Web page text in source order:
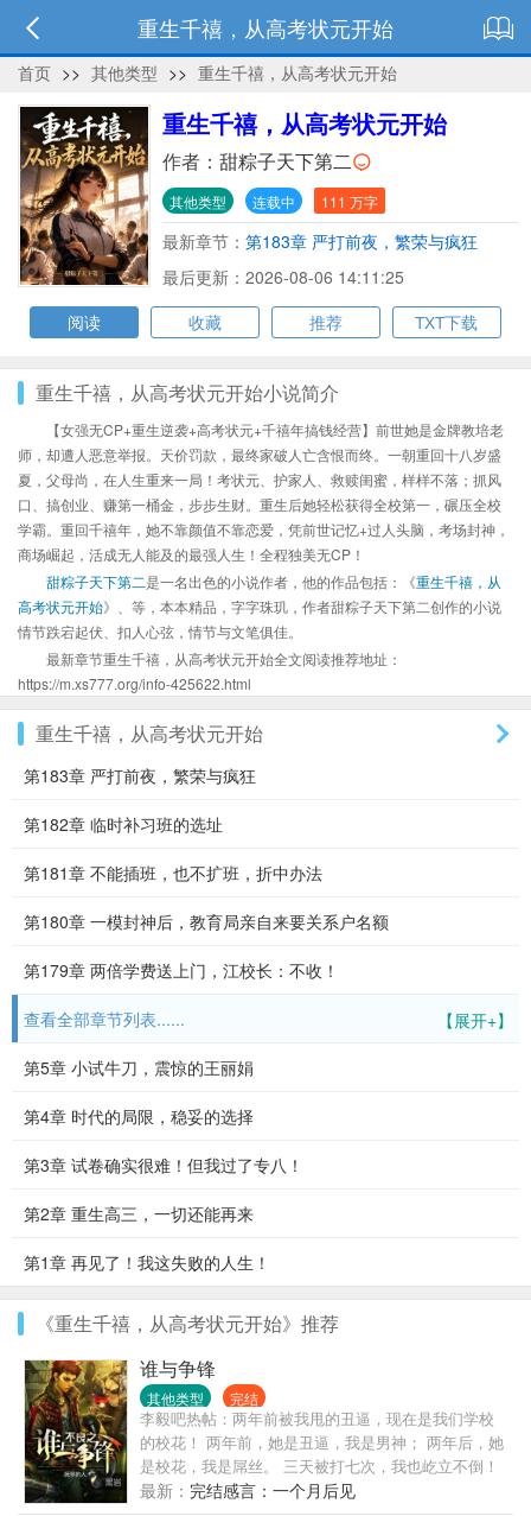
重生千禧，从高考状元开始
首页 >> 其他类型 >> 重生千禧，从高考状元开始
重生千禧，从高考状元开始
作者： 甜粽子天下第二
其他类型 连载中 111 万字
最新章节： 第183章 严打前夜，繁荣与疯狂
最后更新：2026-08-06 14:11:25
阅读
收藏 推荐 TXT下载
重生千禧，从高考状元开始小说简介
【女强无CP+重生逆袭+高考状元+千禧年搞钱经营】前世她是金牌教培老
师，却遭人恶意举报。天价罚款，最终家破人亡含恨而终。一朝重回十八岁盛
夏，父母尚，在人生重来一局！考状元、护家人、救赎闺蜜，样样不落；抓风
口、搞创业、赚第一桶金，步步生财。重生后她轻松获得全校第一，碾压全校
学霸。重回千禧年，她不靠颜值不靠恋爱，凭前世记忆+过人头脑，考场封神，
商场崛起，活成无人能及的最强人生！全程独美无CP！
甜粽子天下第二是一名出色的小说作者，他的作品包括：《重生千禧，从
高考状元开始》、等，本本精品，字字珠玑，作者甜粽子天下第二创作的小说
情节跌宕起伏、扣人心弦，情节与文笔俱佳。
最新章节重生千禧，从高考状元开始全文阅读推荐地址：
https://m.xs777.org/info-425622.html
重生千禧，从高考状元开始
第183章 严打前夜，繁荣与疯狂
第182章 临时补习班的选址
第181章 不能插班，也不扩班，折中办法
第180章 一模封神后，教育局亲自来要关系户名额
第179章 两倍学费送上门，江校长：不收！
【展开+】
查看全部章节列表......
第5章 小试牛刀，震惊的王丽娟
第4章 时代的局限，稳妥的选择
第3章 试卷确实很难！但我过了专八！
第2章 重生高三，一切还能再来
第1章 再见了！我这失败的人生！
《重生千禧，从高考状元开始》推荐
谁与争锋
其他类型 完结
李毅吧热帖：两年前被我甩的丑逼，现在是我们学校
的校花！ 两年前，她是丑逼，我是男神； 两年后，她
是校花，我是屌丝。 三天被打七次，我也屹立不倒！
“你看，我以前能保护你，现在也能保护你。”——左飞
最新： 完结感言：一个月后见